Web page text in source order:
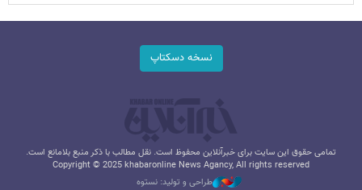
نسخه دسکتاپ
تمامی حقوق این سایت برای خبرآنلاین محفوظ است. نقل مطالب با ذکر منبع بلامانع است.
Copyright © 2025 khabaronline News Agancy, All rights reserved
طراحی و تولید: نستوه